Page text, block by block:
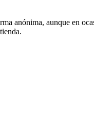
anónima, aunque en